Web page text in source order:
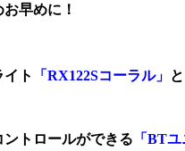
早めに！
ト 「RX122Sコーラル」 と
トロールができる 「BT